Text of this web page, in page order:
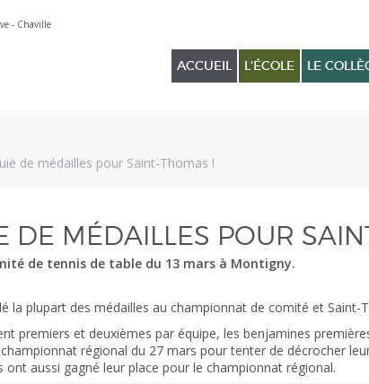
ACCUEIL L'ÉCOLE LE
de médailles pour Saint-Thomas !
DE MÉDAILLES POUR
de tennis de table du 13 mars à Montigny.
la plupart des médailles au championnat de comité et
premiers et deuxièmes par équipe, les benjamines
régional du 27 mars pour tenter de décrocher
ont aussi gagné leur place pour le championnat régional.